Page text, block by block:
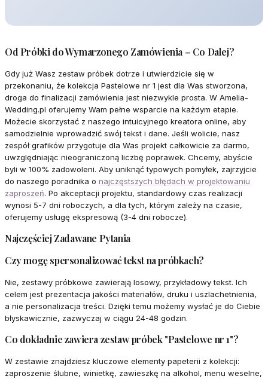
Od Próbki do Wymarzonego Zamówienia – Co Dalej?
Gdy już Wasz zestaw próbek dotrze i utwierdzicie się w
przekonaniu, że kolekcja Pastelowe nr 1 jest dla Was stworzona,
droga do finalizacji zamówienia jest niezwykle prosta. W Amelia-
Wedding.pl oferujemy Wam pełne wsparcie na każdym etapie.
Możecie skorzystać z naszego intuicyjnego kreatora online, aby
samodzielnie wprowadzić swój tekst i dane. Jeśli wolicie, nasz
zespół grafików przygotuje dla Was projekt całkowicie za darmo,
uwzględniając nieograniczoną liczbę poprawek. Chcemy, abyście
byli w 100% zadowoleni. Aby uniknąć typowych pomyłek, zajrzyjcie
do naszego poradnika o najczęstszych błędach w projektowaniu
zaproszeń. Po akceptacji projektu, standardowy czas realizacji
wynosi 5-7 dni roboczych, a dla tych, którym zależy na czasie,
oferujemy usługę ekspresową (3-4 dni robocze).
Najczęściej Zadawane Pytania
Czy mogę spersonalizować tekst na próbkach?
Nie, zestawy próbkowe zawierają losowy, przykładowy tekst. Ich
celem jest prezentacja jakości materiałów, druku i uszlachetnienia,
a nie personalizacja treści. Dzięki temu możemy wysłać je do Ciebie
błyskawicznie, zazwyczaj w ciągu 24-48 godzin.
Co dokładnie zawiera zestaw próbek "Pastelowe nr 1"?
W zestawie znajdziesz kluczowe elementy papeterii z kolekcji:
zaproszenie ślubne, winietkę, zawieszkę na alkohol, menu weselne,